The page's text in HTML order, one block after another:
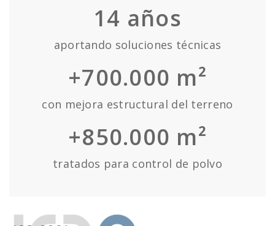
14 años
aportando soluciones técnicas
+700.000 m²
con mejora estructural del terreno
+850.000 m²
tratados para control de polvo